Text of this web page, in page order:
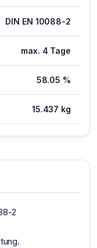
DIN EN 10088-2
max. 4 Tage
58.05 %
15.437 kg
2